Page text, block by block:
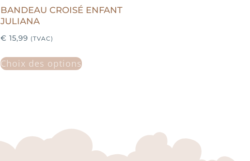
BANDEAU CROISÉ ENFANT
JULIANA
€ 15,99 (TVAC)
Choix des options